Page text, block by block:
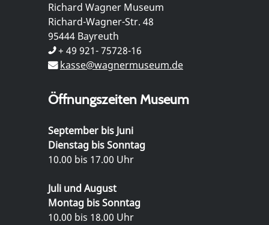
Richard Wagner Museum
Richard-Wagner-Str. 48
95444 Bayreuth
+ 49 921- 75728-16
kasse@wagnermuseum.de
Öffnungszeiten Museum
September bis Juni
Dienstag bis Sonntag
10.00 bis 17.00 Uhr
Juli und August
Montag bis Sonntag
10.00 bis 18.00 Uhr